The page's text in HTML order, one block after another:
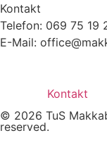
Kontakt
Telefon: 069 75 19
E-Mail:
Kontakt
© 2026 TuS
reserved.